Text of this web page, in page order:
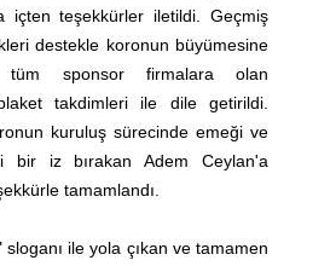
içten teşekkürler iletildi. Geçmiş
destekle koronun büyümesine
tüm sponsor firmalara olan
takdimleri ile dile getirildi.
kuruluş sürecinde emeği ve
bir iz bırakan Adem Ceylan'a
tamamlandı.
ile yola çıkan ve tamamen